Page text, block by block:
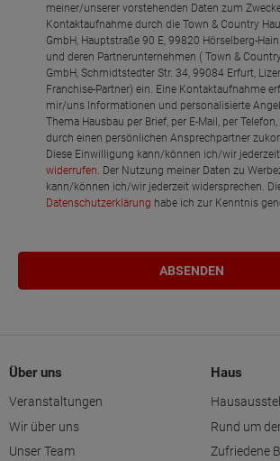
meiner/unserer vorstehenden Daten zum
Kontaktaufnahme durch die Town & Country
GmbH, Hauptstraße 90 E, 99820 Hörselberg-
und deren Partnerunternehmen ( Town &
GmbH, Schmidtstedter Str. 34, 99084 Erfurt,
Franchise-Partner) ein. Eine Kontaktaufnahme
mir/uns Informationen und personalisierte
Thema Hausbau per Brief, per E-Mail, per
durch einen persönlichen Ansprechpartner
Diese Einwilligung kann/können ich/wir
widerrufen. Der Nutzung meiner Daten zu
kann/können ich/wir jederzeit widersprechen.
Datenschutzerklärung habe ich zur Kenntnis
Über uns
Veranstaltungen
Wir über uns
Unser Team
Haus
Rund um
Zufriedene